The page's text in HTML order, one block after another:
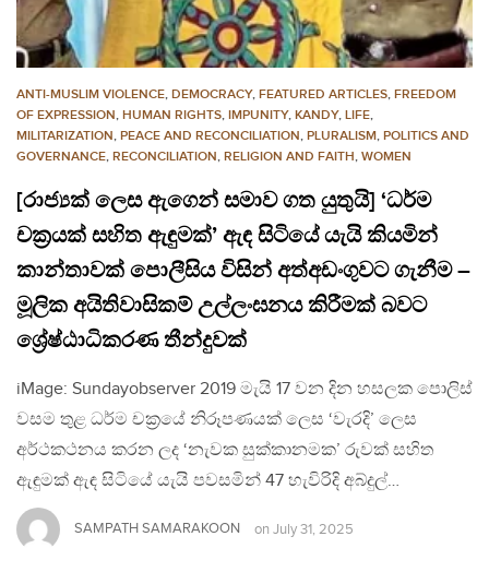
ANTI-MUSLIM VIOLENCE, DEMOCRACY, FEATURED ARTICLES, FREEDOM
OF EXPRESSION, HUMAN RIGHTS, IMPUNITY, KANDY, LIFE,
MILITARIZATION, PEACE AND RECONCILIATION, PLURALISM, POLITICS AND
GOVERNANCE, RECONCILIATION, RELIGION AND FAITH, WOMEN
[රාජ්‍යක් ලෙස ඇගෙන් සමාව ගත යුතුයි] ‘ධර්ම
චක්‍රයක් සහිත ඇඳුමක්’ ඇඳ සිටියේ යැයි කියමින්
කාන්තාවක් පොලීසිය විසින් අත්අඩංගුවට ගැනීම –
මූලික අයිතිවාසිකම් උල්ලංඝනය කිරීමක් බවට
ශ්‍රේෂ්ඨාධිකරණ තීන්දුවක්
iMage: Sundayobserver 2019 මැයි 17 වන දින හසලක පොලිස්
වසම තුළ ධර්ම චක්‍රයේ නිරූපණයක් ලෙස ‘වැරදි’ ලෙස
අර්ථකථනය කරන ලද ‘නැවක සුක්කානමක’ රුවක් සහිත
ඇඳුමක් ඇඳ සිටියේ යැයි පවසමින් 47 හැවිරිදි අබ්දුල්…
SAMPATH SAMARAKOON on July 31, 2025